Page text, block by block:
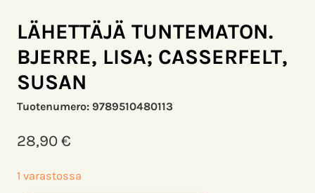
LÄHETTÄJÄ TUNTEMATON.
BJERRE, LISA; CASSERFELT,
SUSAN
Tuotenumero: 9789510480113
28,90€
1 varastossa